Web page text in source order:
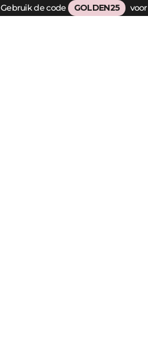
Gebruik de code GOLDEN25 voor